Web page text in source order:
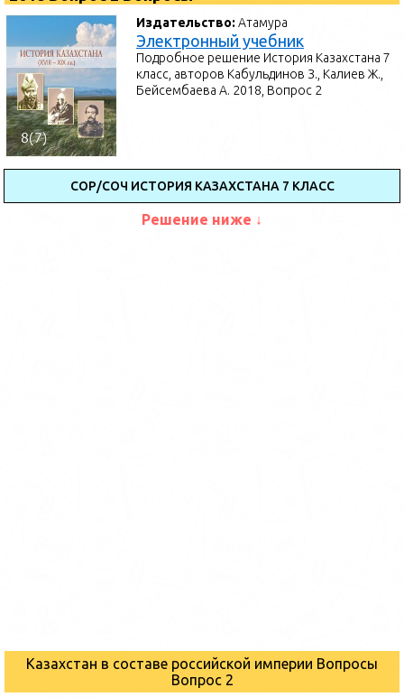
Издательство:Атамура
Электронный учебник
Подробное решение История Казахстана 7
класс, авторов Кабульдинов З., Калиев Ж.,
Бейсембаева А. 2018, Вопрос 2
СОР/СОЧ ИСТОРИЯ КАЗАХСТАНА 7 КЛАСС
Решение ниже ↓
Казахстан в составе российской империи Вопросы
Вопрос 2